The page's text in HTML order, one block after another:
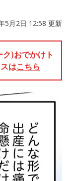
5月2日 12:58 更新
)おでかけト
はこちら